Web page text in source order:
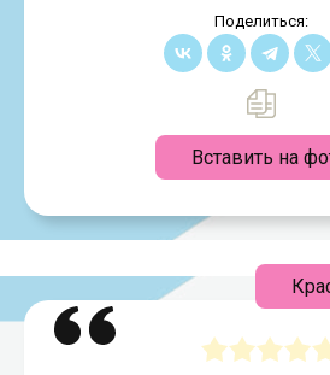
Поделиться:
Вставить на